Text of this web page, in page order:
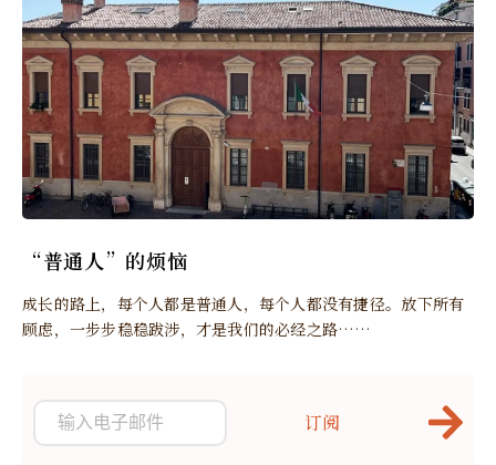
“普通人”的烦恼
成长的路上，每个人都是普通人，每个人都没有捷径。放下所有
顾虑，一步步稳稳跋涉，才是我们的必经之路……
订阅